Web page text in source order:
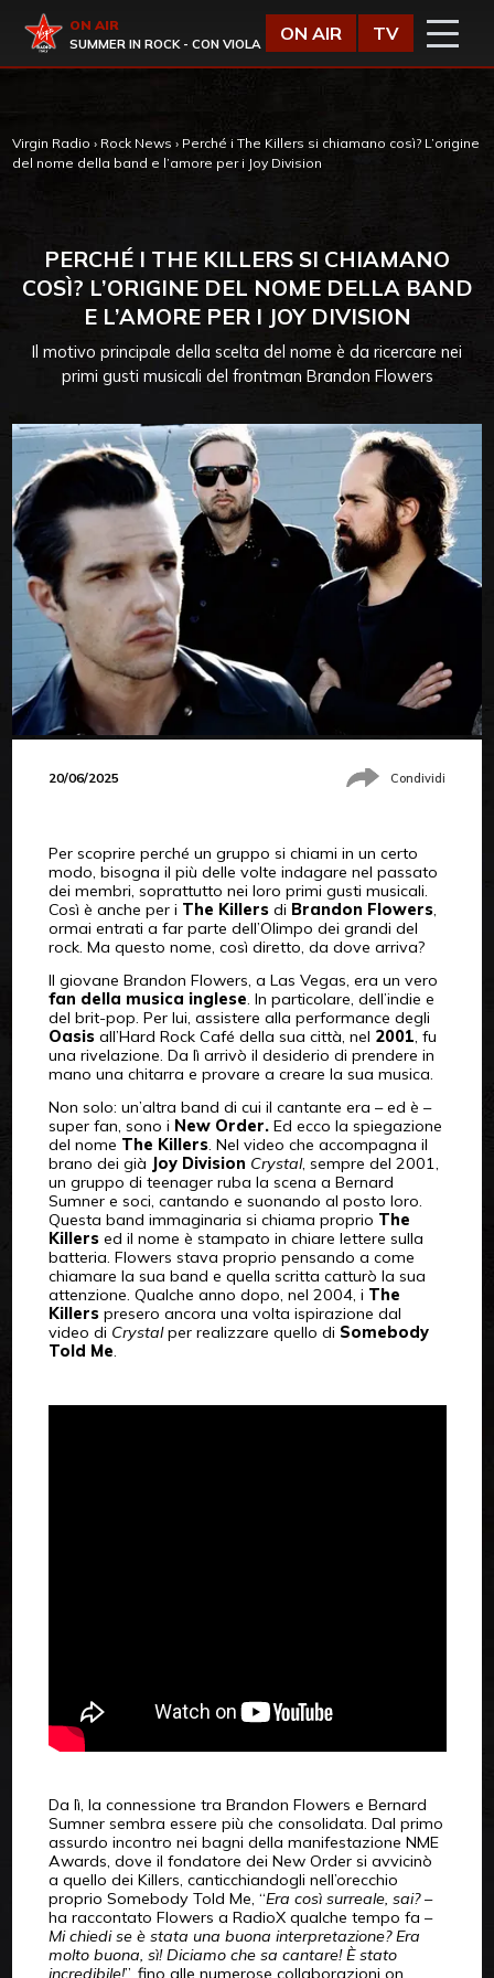
Virgin Radio
ON AIR
SUMMER IN ROCK - CON VIOLA
ON AIR TV
Virgin Radio › Rock News › Perché i The Killers si chiamano così? L’origine
del nome della band e l’amore per i Joy Division
PERCHÉ I THE KILLERS SI CHIAMANO
COSÌ? L’ORIGINE DEL NOME DELLA BAND
E L’AMORE PER I JOY DIVISION
Il motivo principale della scelta del nome è da ricercare nei
primi gusti musicali del frontman Brandon Flowers
20/06/2025 Condividi
Per scoprire perché un gruppo si chiami in un certo
modo, bisogna il più delle volte indagare nel passato
dei membri, soprattutto nei loro primi gusti musicali.
Così è anche per i The Killersdi Brandon Flowers,
ormai entrati a far parte dell’Olimpo dei grandi del
rock. Ma questo nome, così diretto, da dove arriva?
Il giovane Brandon Flowers, a Las Vegas, era un vero
fan della musica inglese. In particolare, dell’indie e
del brit-pop. Per lui, assistere alla performance degli
Oasisall’Hard Rock Café della sua città, nel 2001, fu
una rivelazione. Da lì arrivò il desiderio di prendere in
mano una chitarra e provare a creare la sua musica.
Non solo: un’altra band di cui il cantante era – ed è –
super fan, sono i New Order.Ed ecco la spiegazione
del nome The Killers. Nel video che accompagna il
brano dei già
Joy Division Crystal, sempre del 2001,
un gruppo di teenager ruba la scena a Bernard
Sumner e soci, cantando e suonando al posto loro.
Questa band immaginaria si chiama proprio The
Killersed il nome è stampato in chiare lettere sulla
batteria. Flowers stava proprio pensando a come
chiamare la sua band e quella scritta catturò la sua
attenzione. Qualche anno dopo, nel 2004, i The
Killerspresero ancora una volta ispirazione dal
video di Crystalper realizzare quello di Somebody
Told Me.
Da lì, la connessione tra Brandon Flowers e Bernard
Sumner sembra essere più che consolidata. Dal primo
assurdo incontro nei bagni della manifestazione NME
Awards, dove il fondatore dei New Order si avvicinò
a quello dei Killers, canticchiandogli nell’orecchio
proprio Somebody Told Me, “Era così surreale, sai?–
ha raccontato Flowers a RadioX qualche tempo fa –
Mi chiedi se è stata una buona interpretazione? Era
molto buona, sì! Diciamo che sa cantare! È stato
incredibile!”, fino alle numerose collaborazioni on